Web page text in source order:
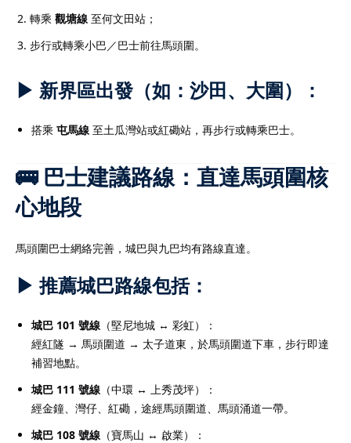
轉乘 觀塘線 至何文田站；
步行或轉乘小巴／巴士前往馬頭圍。
▶ 新界區出發（如：沙田、大圍）：
搭乘 屯馬線 至土瓜灣站或紅磡站，再步行或轉乘巴士。
🚌 巴士建議路線：直達馬頭圍核
心地段
馬頭圍巴士網絡完善，城巴與九巴均有路線直達。
▶ 推薦城巴路線包括：
城巴 101 號線 （堅尼地城 ↔ 彩虹）：
經紅隧 → 馬頭圍道 → 太子道東，於馬頭圍道下車，步行即達
補習地點。
城巴 111 號線 （中環 ↔ 上秀茂坪）：
經金鐘、灣仔、紅磡，途經馬頭圍道、馬頭涌道一帶。
城巴 108 號線 （寶馬山 ↔ 啟業）：